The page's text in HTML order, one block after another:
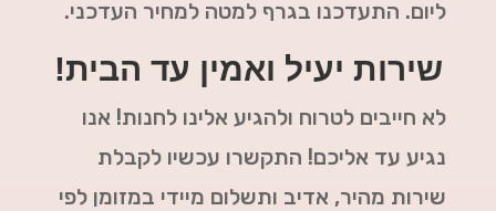
ליום. התעדכנו בגרף למטה למחיר העדכני.
שירות יעיל ואמין עד הבית!
לא חייבים לטרוח ולהגיע אלינו לחנות! אנו
נגיע עד אליכם! התקשרו עכשיו לקבלת
שירות מהיר, אדיב ותשלום מיידי במזומן לפי